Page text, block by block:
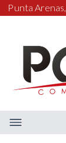
Punta Arenas,